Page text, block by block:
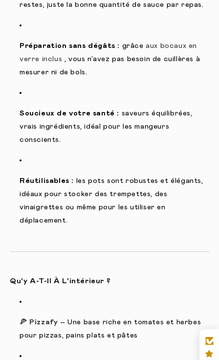
restes, juste la bonne quantité de sauce par repas.
Préparation sans dégâts : grâceaux bocaux en
verre inclus , vous n'avez pas besoin de cuillères à
mesurer ni de bols.
Soucieux de votre santé : saveurs équilibrées,
vrais ingrédients, idéal pour les mangeurs
conscients.
Réutilisables : les pots sont robustes et élégants,
idéaux pour stocker des trempettes, des
vinaigrettes ou même pour les utiliser en
déplacement.
Qu'y A-T-Il À L'intérieur ?
🍕 Pizzafy – Une base riche en tomates et herbes
pour pizzas, pains plats et pâtes